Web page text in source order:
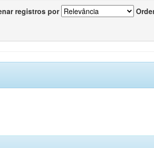
registros por